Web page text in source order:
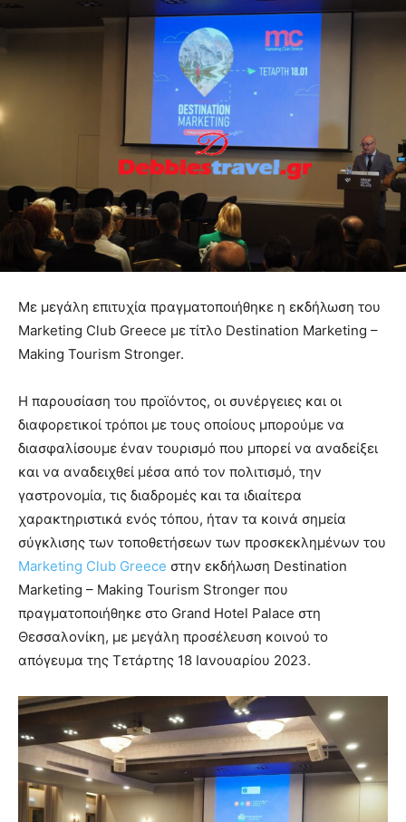
Με μεγάλη επιτυχία πραγματοποιήθηκε η εκδήλωση του
Marketing Club Greece με τίτλο Destination Marketing –
Making Tourism Stronger.
Η παρουσίαση του προϊόντος, οι συνέργειες και οι
διαφορετικοί τρόποι με τους οποίους μπορούμε να
διασφαλίσουμε έναν τουρισμό που μπορεί να αναδείξει
και να αναδειχθεί μέσα από τον πολιτισμό, την
γαστρονομία, τις διαδρομές και τα ιδιαίτερα
χαρακτηριστικά ενός τόπου, ήταν τα κοινά σημεία
σύγκλισης των τοποθετήσεων των προσκεκλημένων του
Marketing Club Greece στην εκδήλωση Destination
Marketing – Making Tourism Stronger που
πραγματοποιήθηκε στο Grand Hotel Palace στη
Θεσσαλονίκη, με μεγάλη προσέλευση κοινού το
απόγευμα της Τετάρτης 18 Ιανουαρίου 2023.